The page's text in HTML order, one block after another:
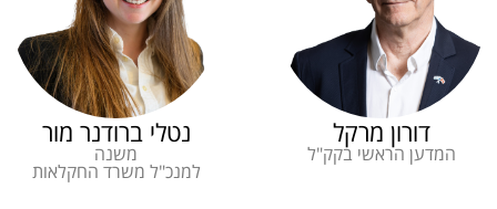
דורון מרקל
המדען הראשי בקק"ל
נטלי ברודנר מור
משנה
למנכ"ל משרד החקלאות